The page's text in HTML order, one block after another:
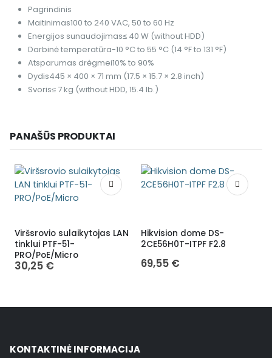
Pagrindinis
Maitinimas100 to 240 VAC, 50 to 60 Hz
Energijos sunaudojimas≤ 40 W (without HDD)
Darbinė temperatūra-10 °C to 55 °C (14 °F to 131 °F)
Atsparumas drėgmei10% to 90%
Dydis445 × 400 × 71 mm (17.5 × 15.7 × 2.8 inch)
Svoris≤ 7 kg (without HDD, 15.4 lb.)
PANAŠŪS PRODUKTAI
Viršsrovio sulaikytojas LAN
tinklui PTF-51-
PRO/PoE/Micro
30,25 €
Hikvision dome DS-
2CE56H0T-ITPF F2.8
69,55 €
KONTAKTINĖ INFORMACIJA